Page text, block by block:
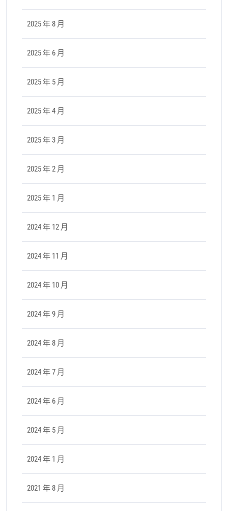
2025 年 8 月
2025 年 6 月
2025 年 5 月
2025 年 4 月
2025 年 3 月
2025 年 2 月
2025 年 1 月
2024 年 12 月
2024 年 11 月
2024 年 10 月
2024 年 9 月
2024 年 8 月
2024 年 7 月
2024 年 6 月
2024 年 5 月
2024 年 1 月
2021 年 8 月